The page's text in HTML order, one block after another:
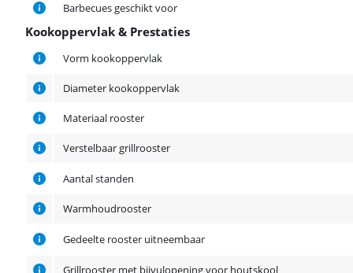
Barbecues geschikt voor
Kookoppervlak & Prestaties
Kookoppervlak & Prestaties
Vorm kookoppervlak
Diameter kookoppervlak
Materiaal rooster
Verstelbaar grillrooster
Aantal standen
Warmhoudrooster
Gedeelte rooster uitneembaar